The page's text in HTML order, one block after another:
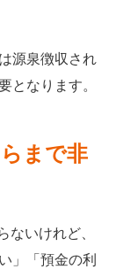
源泉徴収され
となります。
まで非
ないけれど、
」「預金の利